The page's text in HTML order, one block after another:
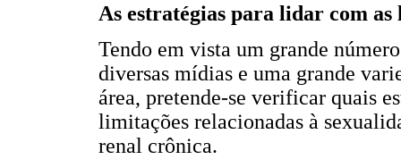
As estratégias para lidar com
Tendo em vista um grande
diversas mídias e uma grande
área, pretende-se verificar quais
limitações relacionadas à
renal crônica.